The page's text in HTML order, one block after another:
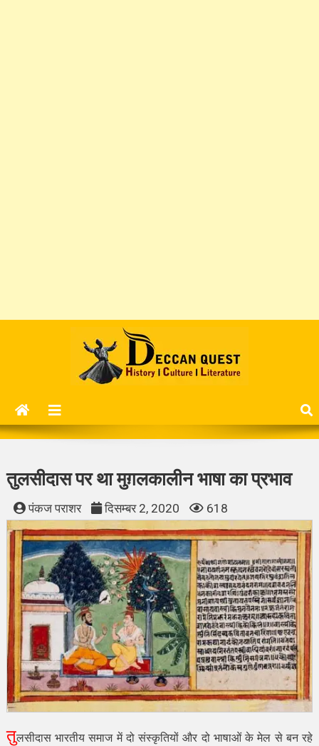
Deccan Quest
तुलसीदास पर था मुग़लकालीन भाषा का प्रभाव
पंकज पराशर दिसम्बर 2, 2020 618
तुलसीदास भारतीय समाज में दो संस्कृतियों और दो भाषाओं के मेल से बन रहे